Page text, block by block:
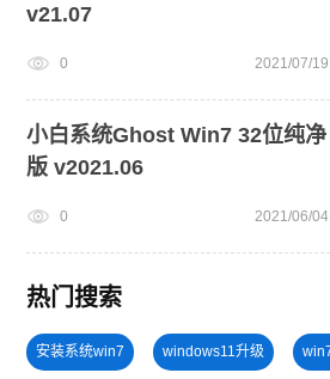
v21.07
0 2021/07/19
小白系统Ghost Win7 32位纯净
版 v2021.06
0 2021/06/04
热门搜索
安装系统win7 windows11升级